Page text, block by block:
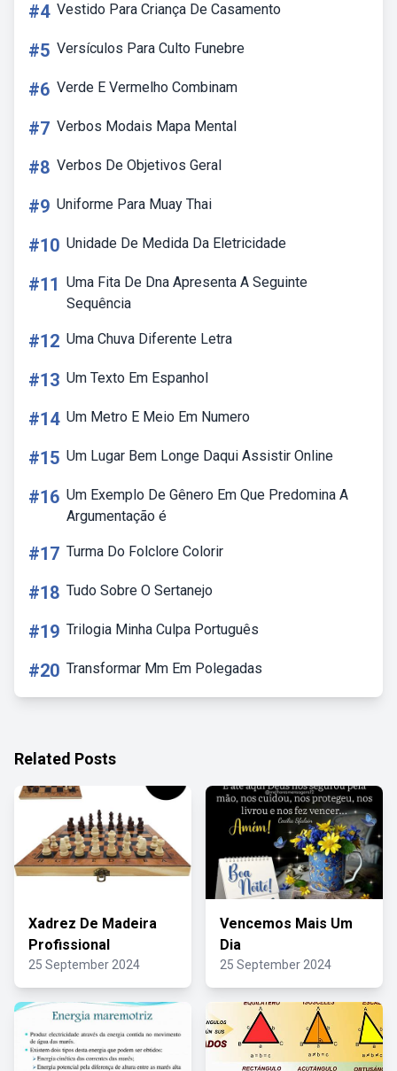
#4 Vestido Para Criança De Casamento
#5 Versículos Para Culto Funebre
#6 Verde E Vermelho Combinam
#7 Verbos Modais Mapa Mental
#8 Verbos De Objetivos Geral
#9 Uniforme Para Muay Thai
#10 Unidade De Medida Da Eletricidade
#11 Uma Fita De Dna Apresenta A Seguinte
Sequência
#12 Uma Chuva Diferente Letra
#13 Um Texto Em Espanhol
#14 Um Metro E Meio Em Numero
#15 Um Lugar Bem Longe Daqui Assistir Online
#16 Um Exemplo De Gênero Em Que Predomina A
Argumentação é
#17 Turma Do Folclore Colorir
#18 Tudo Sobre O Sertanejo
#19 Trilogia Minha Culpa Português
#20 Transformar Mm Em Polegadas
Related Posts
Xadrez De Madeira
Profissional
25 September 2024
Vencemos Mais Um
Dia
25 September 2024